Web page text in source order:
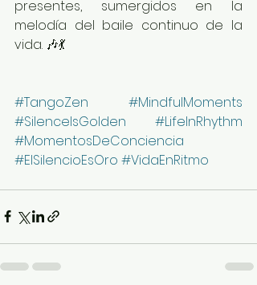
presentes, sumergidos en la
melodía del baile continuo de la
vida. 🎶💃
#TangoZen
#MindfulMoments
#SilenceIsGolden
#LifeInRhythm
#MomentosDeConciencia
#ElSilencioEsOro #VidaEnRitmo